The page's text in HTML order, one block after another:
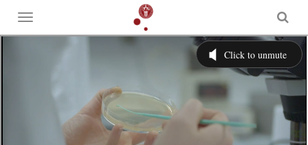
Toggle
menu